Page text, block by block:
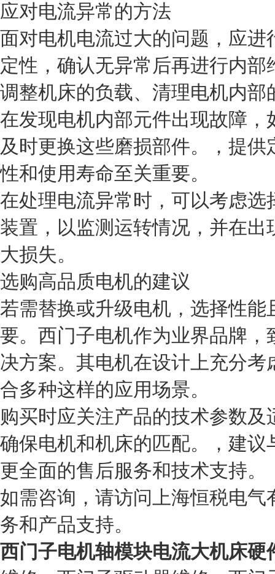
应对电流异常的方法
面对电机电流过大的问题，应
定性，确认无异常后再进行内
调整机床的负载、清理电机内
在发现电机内部元件出现故障
及时更换这些磨损部件。，提
性和使用寿命至关重要。
在处理电流异常时，可以考虑
装置，以监测运转情况，并在
大损失。
选购高品质电机的建议
若需替换或升级电机，选择性
要。西门子电机作为业界品牌
决方案。其电机在设计上充分
合多种这样的应用场景。
购买时应关注产品的技术参数
确保电机和机床的匹配。，建
更全面的售后服务和技术支持。
如需咨询，请访问上海恒税电
务和产品支持。
西门子电机轴模块电流大机床硬